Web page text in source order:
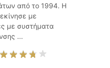
από το 1994. Η
με
με συστήματα
...